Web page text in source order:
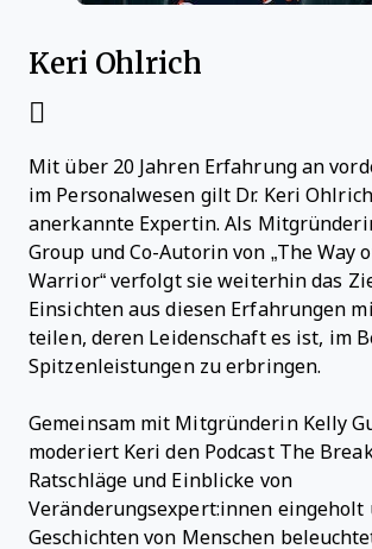
Keri Ohlrich
Mit über 20 Jahren Erfahrung an
im Personalwesen gilt Dr. Keri
anerkannte Expertin. Als
Group und Co-Autorin von „The Way
Warrior“ verfolgt sie weiterhin das
Einsichten aus diesen Erfahrungen
teilen, deren Leidenschaft es ist, im
Spitzenleistungen zu erbringen.
Gemeinsam mit Mitgründerin Kelly
moderiert Keri den Podcast The
Ratschläge und Einblicke von
Veränderungsexpert:innen eingeholt
Geschichten von Menschen